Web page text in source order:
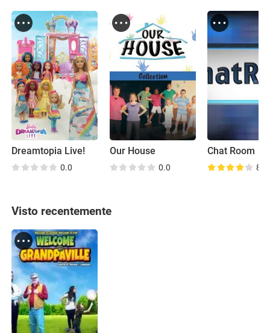
Dreamtopia Live!
0.0
Our House
0.0
Chat Room
8.3
Visto recentemente